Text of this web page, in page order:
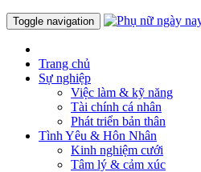
Toggle navigation
Trang chủ
Sự nghiệp
Việc làm & kỹ năng
Tài chính cá nhân
Phát triển bản thân
Tình Yêu & Hôn Nhân
Kinh nghiệm cưới
Tâm lý & cảm xúc